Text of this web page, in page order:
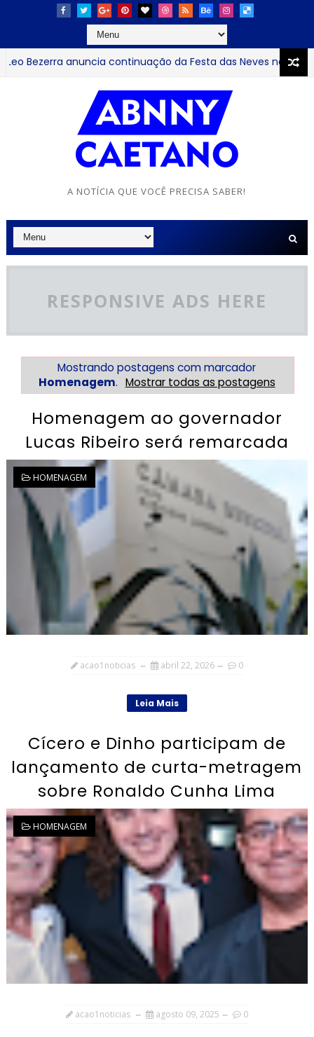
anuncia continuação da Festa das Neves no Parque
A NOTÍCIA QUE VOCÊ PRECISA SABER!
RESPONSIVE ADS HERE
Mostrando postagens com marcador
Homenagem. Mostrar todas as postagens
Homenagem ao governador
Lucas Ribeiro será remarcada
HOMENAGEM
acao1noticias abril 22, 2026 0
Leia Mais
Cícero e Dinho participam de
lançamento de curta-metragem
sobre Ronaldo Cunha Lima
HOMENAGEM
acao1noticias agosto 09, 2025 0